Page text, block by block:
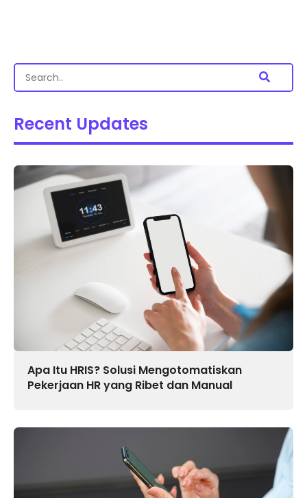
Recent Updates
Apa Itu HRIS? Solusi Mengotomatiskan
Pekerjaan HR yang Ribet dan Manual